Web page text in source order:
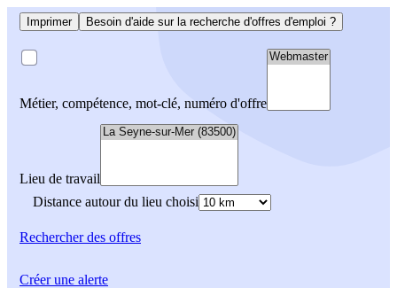
Imprimer Besoin d'aide sur la recherche d'offres d'emploi ?
Métier, compétence, mot-clé, numéro d'offre
Lieu de travail
Distance autour du lieu choisi
Rechercherdes offres
Créer une alerte